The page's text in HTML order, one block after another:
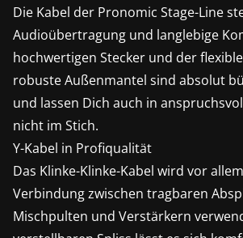
Die Kabel der Pronomic Stage-Line
Audioübertragung und langlebige
hochwertigen Stecker und der
robuste Außenmantel sind absolut
und lassen Dich auch in
nicht im Stich.
Y-Kabel in Profiqualität
Das Klinke-Klinke-Kabel wird vor
Verbindung zwischen tragbaren
Mischpulten und Verstärkern